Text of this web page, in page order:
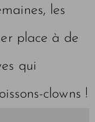
les
place à de
qui
clowns !